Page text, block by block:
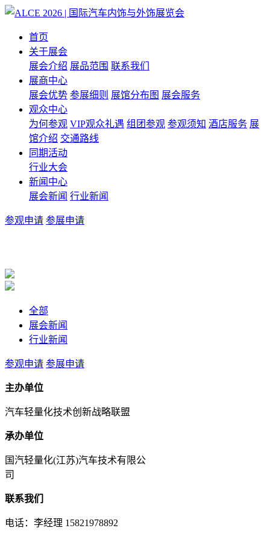
首页
关于展会
展会介绍 展品范围 联系我们
展商中心
展会优势 参展细则 展馆分布图 展会服务
观众中心
为何参观 VIP观众礼遇 组团参观 参观须知 酒店服务 展
馆介绍 交通路线
同期活动
行业大会
新闻中心
展会新闻 行业新闻
参观申请 参展申请
全部
展会新闻
行业新闻
参观申请 参展申请
主办单位
汽车轻量化技术创新战略联盟
承办单位
国汽轻量化(江苏)汽车技术有限公
司
联系我们
电话：李经理 15821978892